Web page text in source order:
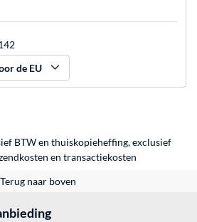
de EU
BTW en thuiskopieheffing, exclusief
en transactiekosten
Terug naar boven